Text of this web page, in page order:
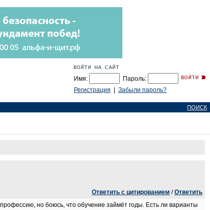
Имя:
Пароль:
Регистрация
Забыли пароль?
ПОИСК
Ответить с цитированием /Ответить
но боюсь, что обучение займёт годы. Есть ли варианты